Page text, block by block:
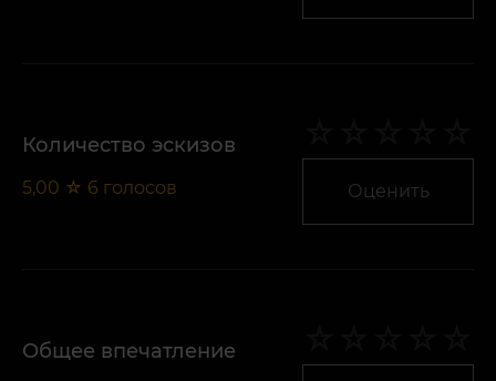
Количество эскизов
5,00 ☆ 6 голосов Оценить
Общее впечатление